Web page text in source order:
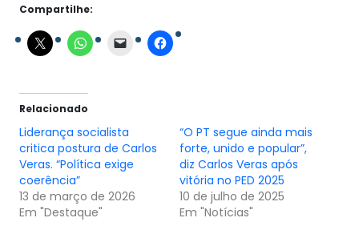
Compartilhe:
Relacionado
Liderança socialista
critica postura de Carlos
Veras. “Política exige
coerência”
13 de março de 2026
Em "Destaque"
“O PT segue ainda mais
forte, unido e popular”,
diz Carlos Veras após
vitória no PED 2025
10 de julho de 2025
Em "Notícias"